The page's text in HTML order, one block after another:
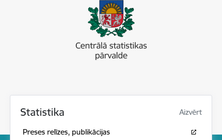
Statistika Aizvērt
Preses relīzes, publikācijas